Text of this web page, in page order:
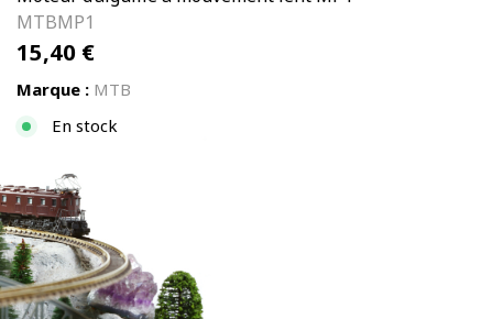
MTBMP1
15,40 €
Marque : MTB
En stock